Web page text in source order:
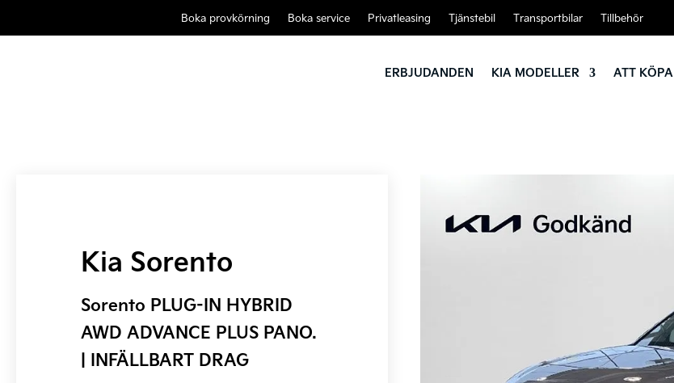
Boka provkörning Boka service Privatleasing Tjänstebil Transportbilar Tillbehör
ERBJUDANDEN KIA MODELLER ATT KÖPA
Kia Sorento
Sorento PLUG-IN HYBRID
AWD ADVANCE PLUS PANO.
| INFÄLLBART DRAG